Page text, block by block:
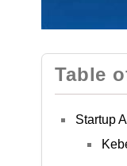
Table
Startup